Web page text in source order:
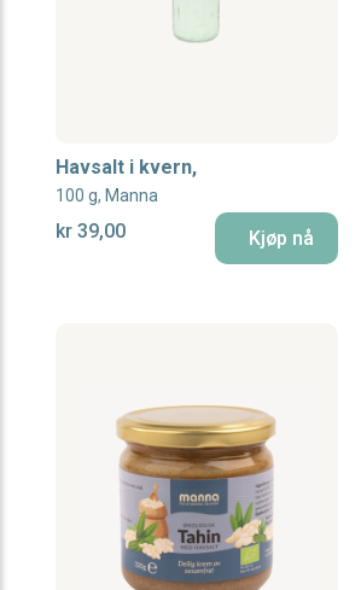
Havsalt i kvern,
100 g, Manna
kr 39,00 Kjøp nå